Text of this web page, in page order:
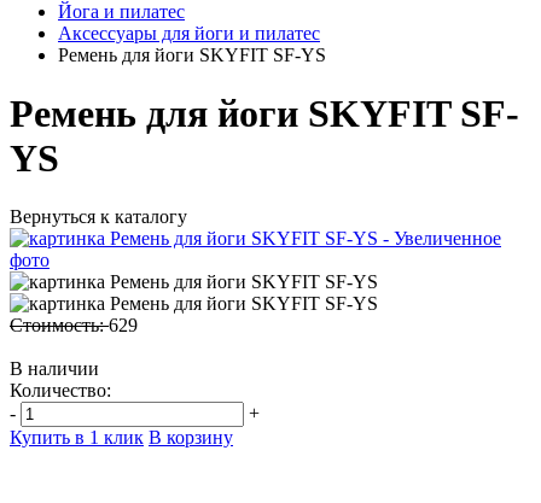
Йога и пилатес
Аксессуары для йоги и пилатес
Ремень для йоги SKYFIT SF-YS
Ремень для йоги SKYFIT SF-
YS
Вернуться к каталогу
Стоимость:629
В наличии
Количество:
-
+
Купить в 1 клик В корзину